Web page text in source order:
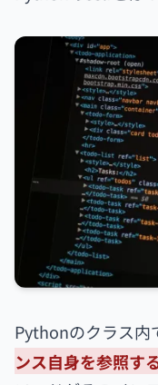
Pythonのクラス内
ンス自身を参照す